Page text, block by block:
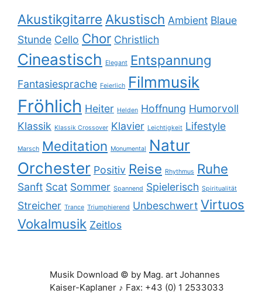
Akustikgitarre Akustisch Ambient Blaue
Stunde Cello Chor Christlich
Cineastisch Elegant Entspannung
Fantasiesprache Feierlich Filmmusik
Fröhlich Heiter Helden Hoffnung Humorvoll
Klassik Klassik Crossover Klavier Leichtigkeit Lifestyle
Marsch Meditation Monumental
Natur
Orchester Positiv Reise Rhythmus Ruhe
Sanft Scat Sommer Spannend Spielerisch Spiritualität
Streicher Trance Triumphierend Unbeschwert Virtuos
Vokalmusik Zeitlos
Musik Download © by Mag. art Johannes
Kaiser-Kaplaner ♪ Fax: +43 (0) 1 2533033